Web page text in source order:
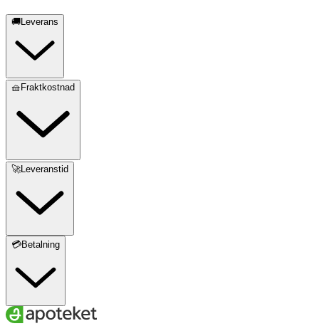
🚚Leverans
🧺Fraktkostnad
🚀Leveranstid
💳Betalning